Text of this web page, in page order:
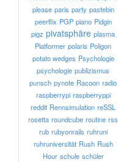
please paris party pastebin
peerflix PGP piano Pidgin
pigz pivatsphäre plasma
Platformer polaris Poligon
potato wedges Psychologie
psychologie publizismus
punsch pynote Racoon radio
raspberrypi raspberryppi
reddit Rennsimulation reSSL
rosetta roundcube routine rss
rub rubyonrails ruhruni
ruhruniversität Rush Rush
Hour schule schüler